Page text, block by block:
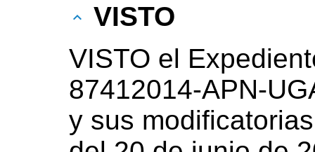
VISTO
VISTO el
87412014-APN-
y sus